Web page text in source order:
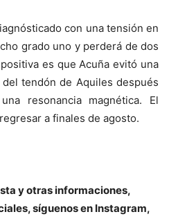
con una tensión en
grado uno y perderá de dos
es que Acuña evitó una
tendón de Aquiles después
resonancia magnética. El
a finales de agosto.
y otras informaciones,
síguenos en Instagram,